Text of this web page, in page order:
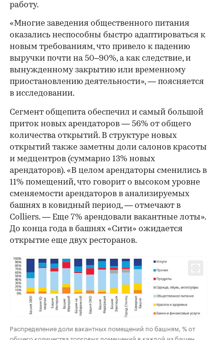
работу.
«Многие заведения общественного питания
оказались неспособны быстро адаптироваться к
новым требованиям, что привело к падению
выручки почти на 50–90%, а как следствие, и
вынужденному закрытию или временному
приостановлению деятельности», — поясняется
в исследовании.
Сегмент общепита обеспечил и самый большой
приток новых арендаторов — 56% от общего
количества открытий. В структуре новых
открытий также заметны доли салонов красоты
и медцентров (суммарно 13% новых
арендаторов). «В целом арендаторы сменились в
11% помещений, что говорит о высоком уровне
сменяемости арендаторов в анализируемых
башнях в ковидный период, — отмечают в
Colliers. — Еще 7% арендовали вакантные лоты».
До конца года в башнях «Сити» ожидается
открытие еще двух ресторанов.
Распределение доли вакантных помещений по башням, % от
общего количества торговых помещений в каждой из башен